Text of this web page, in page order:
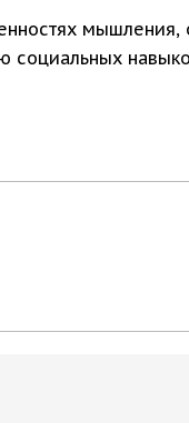
мышления,
социальных